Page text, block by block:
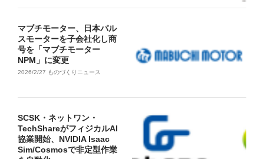
マブチモーター、日本パル
スモーターを子会社化し商
号を「マブチモーター
NPM」に変更
2026/2/27 ものづくりニュース
SCSK・ネットワン・
TechShareがフィジカルAI
協業開始、NVIDIA Isaac
Sim/Cosmosで非定型作業